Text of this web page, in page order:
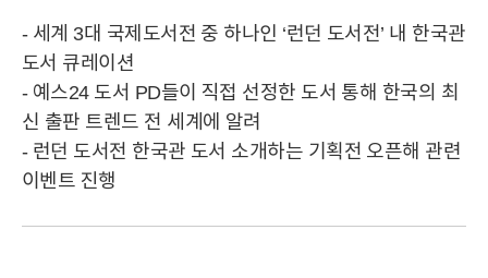
- 세계 3대 국제도서전 중 하나인 ‘런던 도서전’ 내 한국관
도서 큐레이션
- 예스24 도서 PD들이 직접 선정한 도서 통해 한국의 최
신 출판 트렌드 전 세계에 알려
- 런던 도서전 한국관 도서 소개하는 기획전 오픈해 관련
이벤트 진행